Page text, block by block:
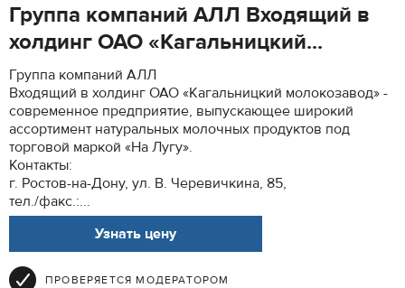
Группа компаний АЛЛ Входящий в
холдинг ОАО «Кагальницкий...
Группа компаний АЛЛ
Входящий в холдинг ОАО «Кагальницкий молокозавод» -
современное предприятие, выпускающее широкий
ассортимент натуральных молочных продуктов под
торговой маркой «На Лугу».
Контакты:
г. Ростов-на-Дону, ул. В. Черевичкина, 85,
тел./факс.:...
Узнать цену
ПРОВЕРЯЕТСЯ МОДЕРАТОРОМ